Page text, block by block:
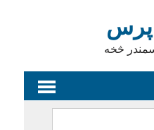
پرس
څخه